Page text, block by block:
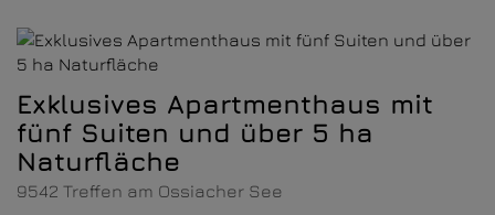
Exklusives Apartmenthaus mit
fünf Suiten und über 5 ha
Naturfläche
9542 Treffen am Ossiacher See